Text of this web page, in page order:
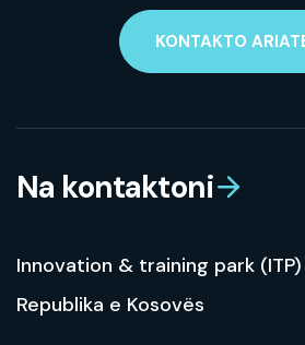
KONTAKTO
Na kontaktoni
Innovation & training park
Republika e Kosovës